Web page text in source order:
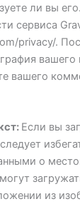
ли вы
сервиса
privacy/.
вашего
вашего
Если вы
о
из